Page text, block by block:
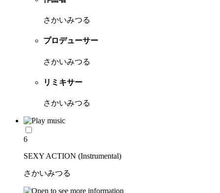
さかいみつる
プロデューサー
さかいみつる
リミキサー
さかいみつる
6
SEXY ACTION (Instrumental)
さかいみつる